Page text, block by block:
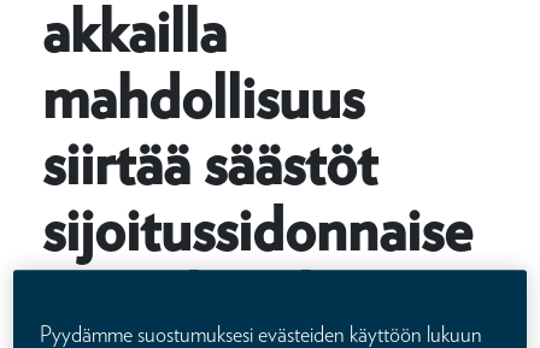
akkailla
mahdollisuus
siirtää säästöt
sijoitussidonnaise
en vaihtoehtoon
Pyydämme suostumuksesi evästeiden käyttöön lukuun